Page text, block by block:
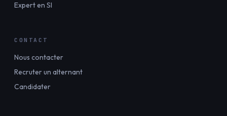
Expert en SI
CONTACT
Nous contacter
Recruter un alternant
Candidater